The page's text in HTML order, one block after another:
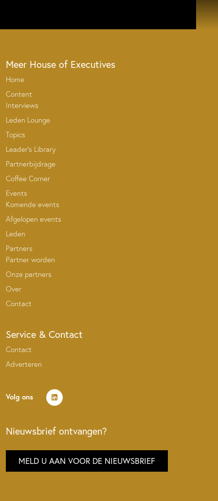
Meer House of Executives
Home
Content
Interviews
Leden Lounge
Topics
Leader’s Library
Partnerbijdrage
Coffee Corner
Events
Komende events
Afgelopen events
Leden
Partners
Partner worden
Onze partners
Over
Contact
Service & Contact
Contact
Adverteren
Volg ons
Nieuwsbrief ontvangen?
MELD U AAN VOOR DE NIEUWSBRIEF